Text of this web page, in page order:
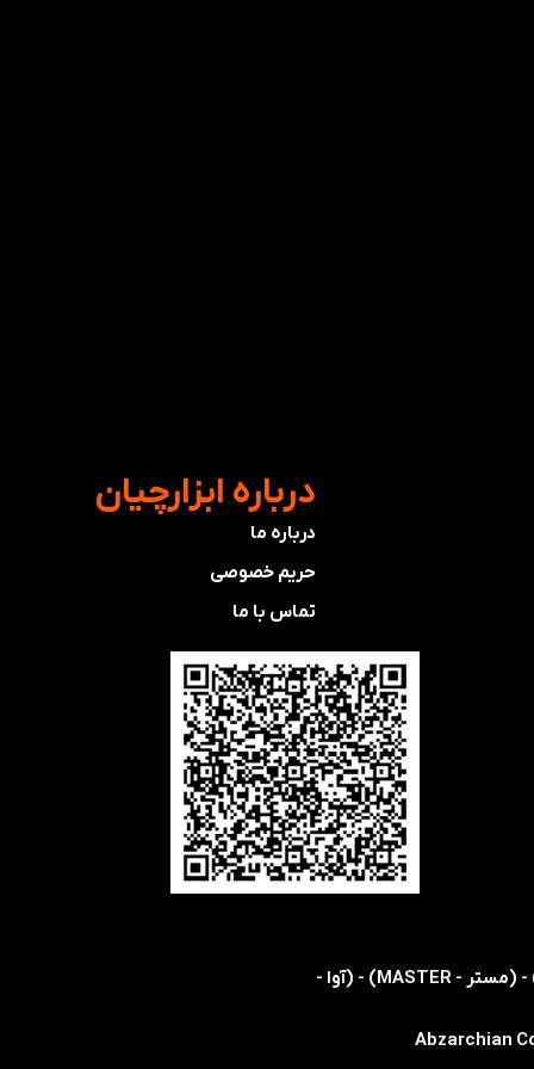
​درباره ابزارچیان
درباره ما
حریم خصوصی
تماس با ما
​​اولین و تنها نمایندگی رسمی شرکت های (اس ام سی - SMC) - (هریس - HARRIS) - (کویکه - KOIKE) - (مستر - MASTER) - (آوا -
Abzarchian